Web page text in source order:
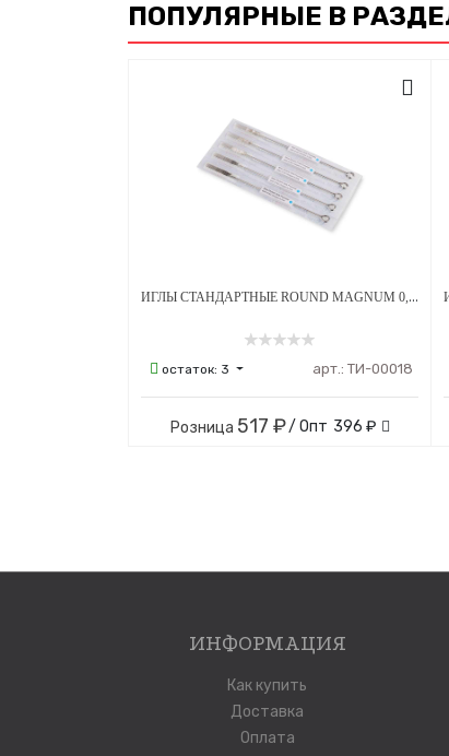
ПОПУЛЯРНЫЕ В
ИГЛЫ СТАНДАРТНЫЕ ROUND MAGNUM 0,35 ММ 50 ШТ
остаток: 3 арт.: ТИ-00018
Розница 517 ₽/ Опт 396 ₽
ИНФОРМАЦИЯ
Как купить
Доставка
Оплата